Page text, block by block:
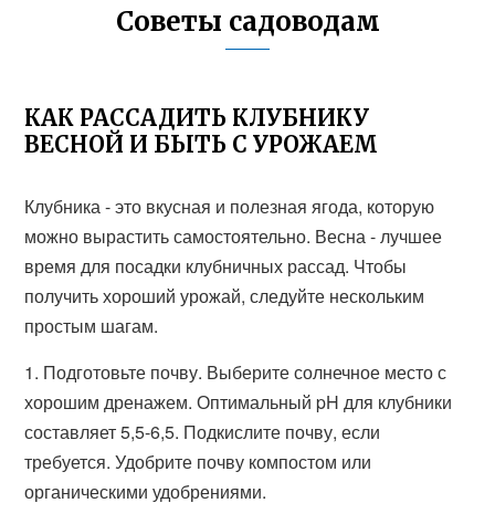
Советы садоводам
КАК РАССАДИТЬ КЛУБНИКУ
ВЕСНОЙ И БЫТЬ С УРОЖАЕМ
Клубника - это вкусная и полезная ягода, которую
можно вырастить самостоятельно. Весна - лучшее
время для посадки клубничных рассад. Чтобы
получить хороший урожай, следуйте нескольким
простым шагам.
1. Подготовьте почву. Выберите солнечное место с
хорошим дренажем. Оптимальный pH для клубники
составляет 5,5-6,5. Подкислите почву, если
требуется. Удобрите почву компостом или
органическими удобрениями.